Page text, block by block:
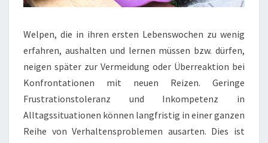
Welpen, die in ihren ersten Lebenswochen zu wenig
erfahren, aushalten und lernen müssen bzw. dürfen,
neigen später zur Vermeidung oder Überreaktion bei
Konfrontationen mit neuen Reizen. Geringe
Frustrationstoleranz und Inkompetenz in
Alltagssituationen können langfristig in einer ganzen
Reihe von Verhaltensproblemen ausarten. Dies ist